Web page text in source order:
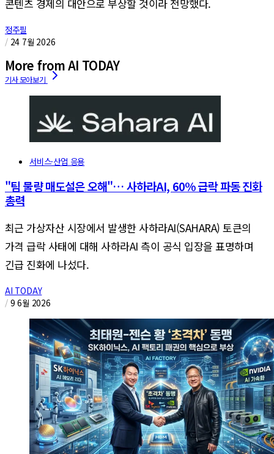
콘텐츠 경제의 대안으로 부상할 것이라 전망했다.
정주필
/ 24 7월 2026
More from AI TODAY
서비스·산업 응용
"팀 물량 매도설은 오해"… 사하라AI, 60% 급락 파동 진화
총력
최근 가상자산 시장에서 발생한 사하라AI(SAHARA) 토큰의
가격 급락 사태에 대해 사하라AI 측이 공식 입장을 표명하며
긴급 진화에 나섰다.
AI TODAY
/ 9 6월 2026